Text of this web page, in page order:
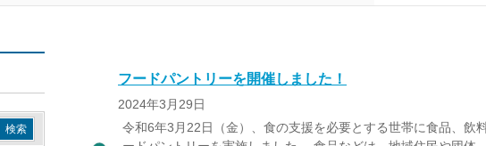
フードパントリーを開催しました！
2024年3月29日
令和6年3月22日（金）、食の支援を必要とする世帯に食品、飲